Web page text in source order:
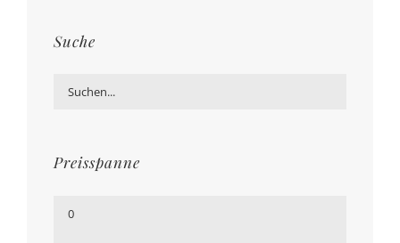
Suche
Preisspanne
Min.